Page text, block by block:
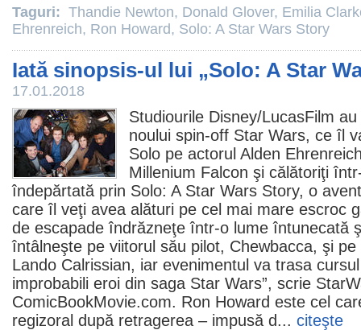
Taguri: Thandie Newton, Donald Glover, Emilia
Ehrenreich, Ron Howard, Solo: A Star Wars Story
Iată sinopsis-ul lui „Solo: A Star
17.01.2018
Studiourile Disney/LucasFilm
noului spin-off Star Wars, ce îl
Solo pe actorul Alden
Millenium Falcon şi călătoriţi
îndepărtată prin Solo: A Star Wars Story, o
care îl veţi avea alături pe cel mai mare escroc
de escapade îndrăzneţe într-o lume întunecată
întâlneşte pe viitorul său pilot, Chewbacca, şi
Lando Calrissian, iar evenimentul va trasa
improbabili eroi din saga Star Wars”, scrie
ComicBookMovie.com. Ron Howard este cel
regizoral după retragerea – impusă d... citeşte